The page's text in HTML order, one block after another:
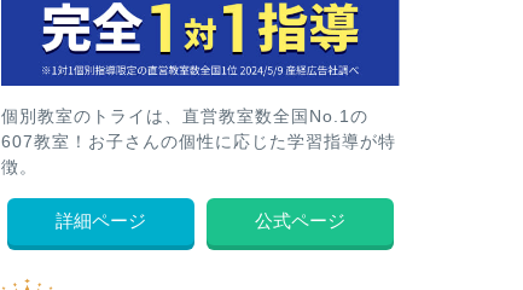
個別教室のトライは、直営教室数全国No.1の
607教室！お子さんの個性に応じた学習指導が特
徴。
詳細ページ 公式ページ